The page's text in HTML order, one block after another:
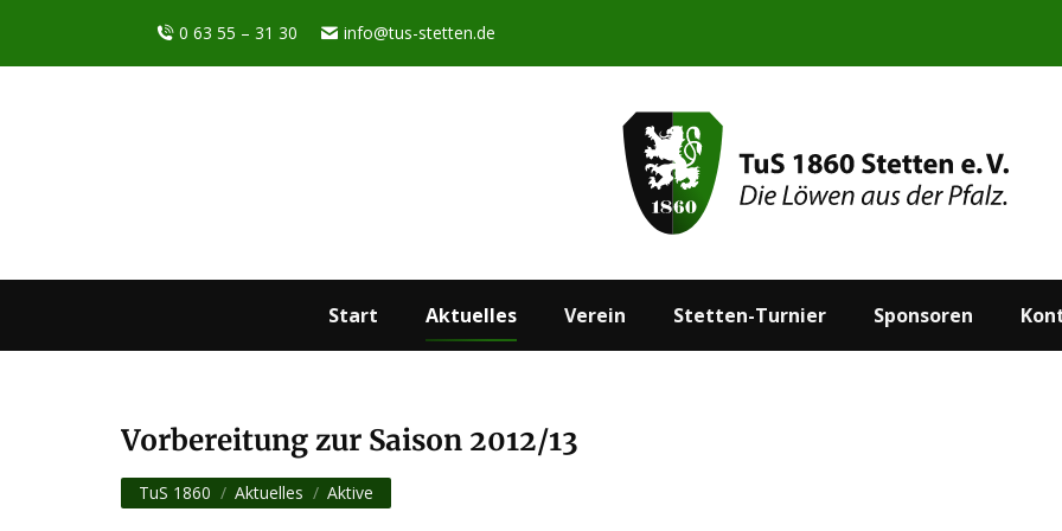
0 63 55 – 31 30 info@tus-stetten.de
Start Aktuelles Verein Stetten-Turnier Sponsoren
Vorbereitung zur Saison 2012/13
Sie befinden sich hier:
TuS 1860 Aktuelles Aktive